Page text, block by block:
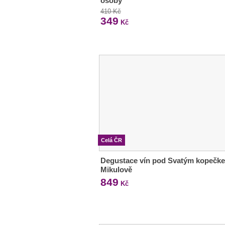
410 Kč
349 Kč
Celá ČR
Degustace vín pod Svatým
Mikulově
849 Kč